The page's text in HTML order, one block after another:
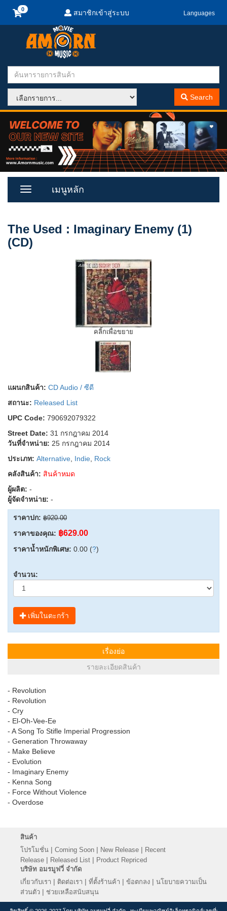
สมาชิกเข้าสู่ระบบ Languages
Search
Toggle
เมนูหลัก
The Used : Imaginary Enemy (1)
(CD)
คลิ้กเพื่อขยาย
แผนกสินค้า: CD Audio / ซีดี
สถานะ: Released List
UPC Code: 790692079322
Street Date: 31 กรกฎาคม 2014
วันที่จำหน่าย: 25 กรกฎาคม 2014
ประเภท: Alternative Indie Rock
คลังสินค้า: สินค้าหมด
ผู้ผลิต: -
ผู้จัดจำหน่าย: -
ราคาปก: ฿920.00
ราคาของคุณ: ฿629.00
ราคาน้ำหนักพิเศษ: 0.00 (?)
จำนวน:
เพิ่มในตะกร้า
เรื่องย่อ
รายละเอียดสินค้า
- Revolution
- Revolution
- Cry
- El-Oh-Vee-Ee
- A Song To Stifle Imperial Progression
- Generation Throwaway
- Make Believe
- Evolution
- Imaginary Enemy
- Kenna Song
- Force Without Violence
- Overdose
สินค้า
โปรโมชั่น | Coming Soon | New Release | Recent
Release | Released List | Product Repriced
บริษัท อมรมูฟวี่ จำกัด
เกี่ยวกับเรา | ติดต่อเรา | ที่ตั้งร้านค้า | ข้อตกลง | นโยบายความเป็น
ส่วนตัว | ช่วยเหลือสนับสนุน